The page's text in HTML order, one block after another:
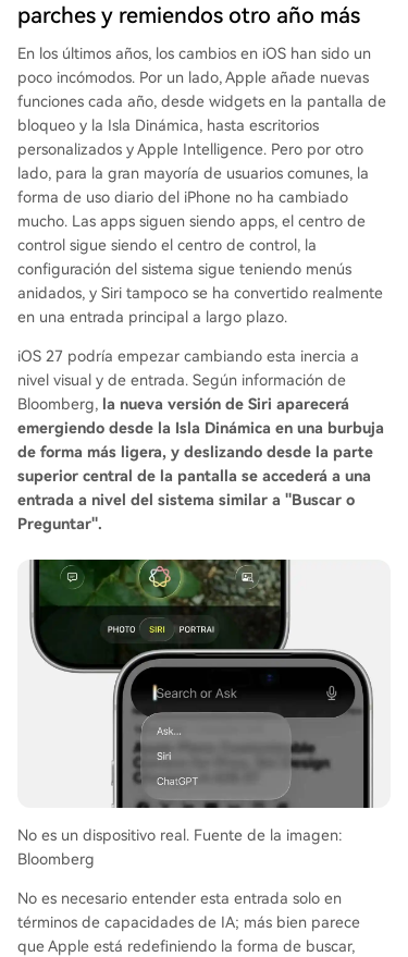
parches y remiendos otro año más
En los últimos años, los cambios en iOS han sido un
poco incómodos. Por un lado, Apple añade nuevas
funciones cada año, desde widgets en la pantalla de
bloqueo y la Isla Dinámica, hasta escritorios
personalizados y Apple Intelligence. Pero por otro
lado, para la gran mayoría de usuarios comunes, la
forma de uso diario del iPhone no ha cambiado
mucho. Las apps siguen siendo apps, el centro de
control sigue siendo el centro de control, la
configuración del sistema sigue teniendo menús
anidados, y Siri tampoco se ha convertido realmente
en una entrada principal a largo plazo.
iOS 27 podría empezar cambiando esta inercia a
nivel visual y de entrada. Según información de
Bloomberg, la nueva versión de Siri aparecerá
emergiendo desde la Isla Dinámica en una burbuja
de forma más ligera, y deslizando desde la parte
superior central de la pantalla se accederá a una
entrada a nivel del sistema similar a "Buscar o
Preguntar".
No es un dispositivo real. Fuente de la imagen:
Bloomberg
No es necesario entender esta entrada solo en
términos de capacidades de IA; más bien parece
que Apple está redefiniendo la forma de buscar,